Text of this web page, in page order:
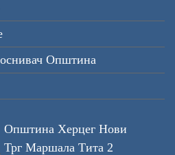
оснивач Општина
Општина Херцег Нови
Трг Маршала Тита 2